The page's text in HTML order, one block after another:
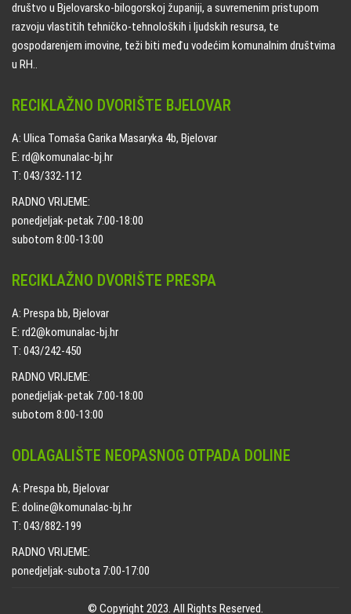
društvo u Bjelovarsko-bilogorskoj županiji, a suvremenim pristupom
razvoju vlastitih tehničko-tehnoloških i ljudskih resursa, te
gospodarenjem imovine, teži biti među vodećim komunalnim društvima
u RH..
RECIKLAŽNO DVORIŠTE BJELOVAR
A: Ulica Tomaša Garika Masaryka 4b, Bjelovar
E: rd@komunalac-bj.hr
T: 043/332-112
RADNO VRIJEME:
ponedjeljak-petak 7:00-18:00
subotom 8:00-13:00
RECIKLAŽNO DVORIŠTE PRESPA
A: Prespa bb, Bjelovar
E: rd2@komunalac-bj.hr
T: 043/242-450
RADNO VRIJEME:
ponedjeljak-petak 7:00-18:00
subotom 8:00-13:00
ODLAGALIŠTE NEOPASNOG OTPADA DOLINE
A: Prespa bb, Bjelovar
E: doline@komunalac-bj.hr
T: 043/882-199
RADNO VRIJEME:
ponedjeljak-subota 7:00-17:00
© Copyright 2023. All Rights Reserved.